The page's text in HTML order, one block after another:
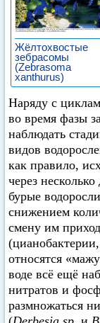
Жёлтохвостые
зебрасомы
(Zebrasoma
xanthurus)
Наряду с
во время фазы
наблюдать
видов
как правило,
через
бурые
снижением
смену им
относятся
воде всё ещё
нитратов и
размножаться